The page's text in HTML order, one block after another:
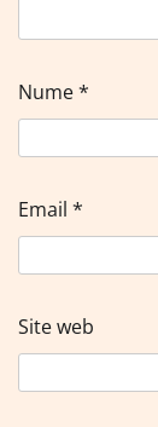
Nume*
Email *
Site web